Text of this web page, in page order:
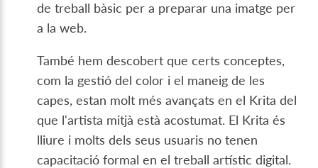
de treball bàsic per a preparar una imatge per
a la web.
També hem descobert que certs conceptes,
com la gestió del color i el maneig de les
capes, estan molt més avançats en el Krita del
que l'artista mitjà està acostumat. El Krita és
lliure i molts dels seus usuaris no tenen
capacitació formal en el treball artístic digital.